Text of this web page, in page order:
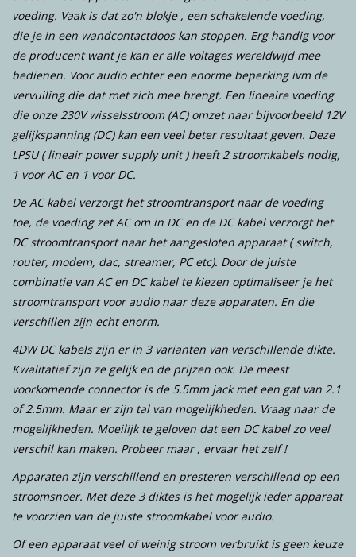
voeding. Vaak is dat zo'n blokje , een schakelende voeding,
die je in een wandcontactdoos kan stoppen. Erg handig voor
de producent want je kan er alle voltages wereldwijd mee
bedienen. Voor audio echter een enorme beperking ivm de
vervuiling die dat met zich mee brengt. Een lineaire voeding
die onze 230V wisselsstroom (AC) omzet naar bijvoorbeeld 12V
gelijkspanning (DC) kan een veel beter resultaat geven. Deze
LPSU ( lineair power supply unit ) heeft 2 stroomkabels nodig,
1 voor AC en 1 voor DC.
De AC kabel verzorgt het stroomtransport naar de voeding
toe, de voeding zet AC om in DC en de DC kabel verzorgt het
DC stroomtransport naar het aangesloten apparaat ( switch,
router, modem, dac, streamer, PC etc). Door de juiste
combinatie van AC en DC kabel te kiezen optimaliseer je het
stroomtransport voor audio naar deze apparaten. En die
verschillen zijn echt enorm.
4DW DC kabels zijn er in 3 varianten van verschillende dikte.
Kwalitatief zijn ze gelijk en de prijzen ook. De meest
voorkomende connector is de 5.5mm jack met een gat van 2.1
of 2.5mm. Maar er zijn tal van mogelijkheden. Vraag naar de
mogelijkheden. Moeilijk te geloven dat een DC kabel zo veel
verschil kan maken. Probeer maar , ervaar het zelf !
Apparaten zijn verschillend en presteren verschillend op een
stroomsnoer. Met deze 3 diktes is het mogelijk ieder apparaat
te voorzien van de juiste stroomkabel voor audio.
Of een apparaat veel of weinig stroom verbruikt is geen keuze